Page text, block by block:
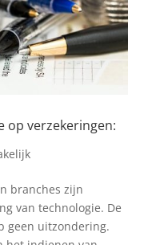
op verzekeringen:
branches zijn
van technologie. De
geen uitzondering.